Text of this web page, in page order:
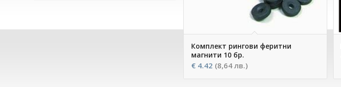
Комплект рингови феритни
магнити 10 бр.
€4.42 (8,64 лв.)